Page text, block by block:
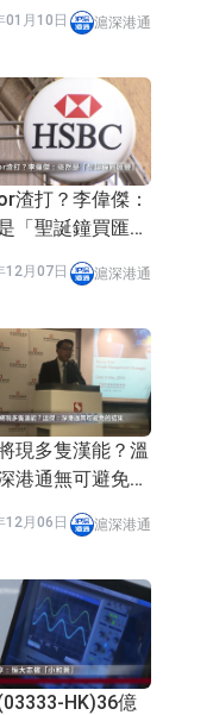
金臨時停牌
榜前十，卡森國
，九福來
榜前十，拿森科
，辰興發展
鋁水轉化率已
下挫，陝西黑
股份有限公司
工作正常推進中
01月10日 滬深港通
渣打？李偉傑：
「聖誕鐘買匯
12月07日 滬深港通
現多隻漢能？溫
港通無可避免的
12月06日 滬深港通
HK)36億